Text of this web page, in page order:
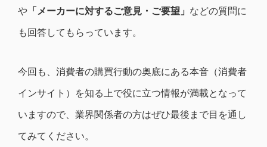
や 「メーカーに対するご意見・ご要望」 などの質問に
も回答してもらっています。
今回も、消費者の購買行動の奥底にある本音（消費者
インサイト）を知る上で役に立つ情報が満載となって
いますので、業界関係者の方はぜひ最後まで目を通し
てみてください。